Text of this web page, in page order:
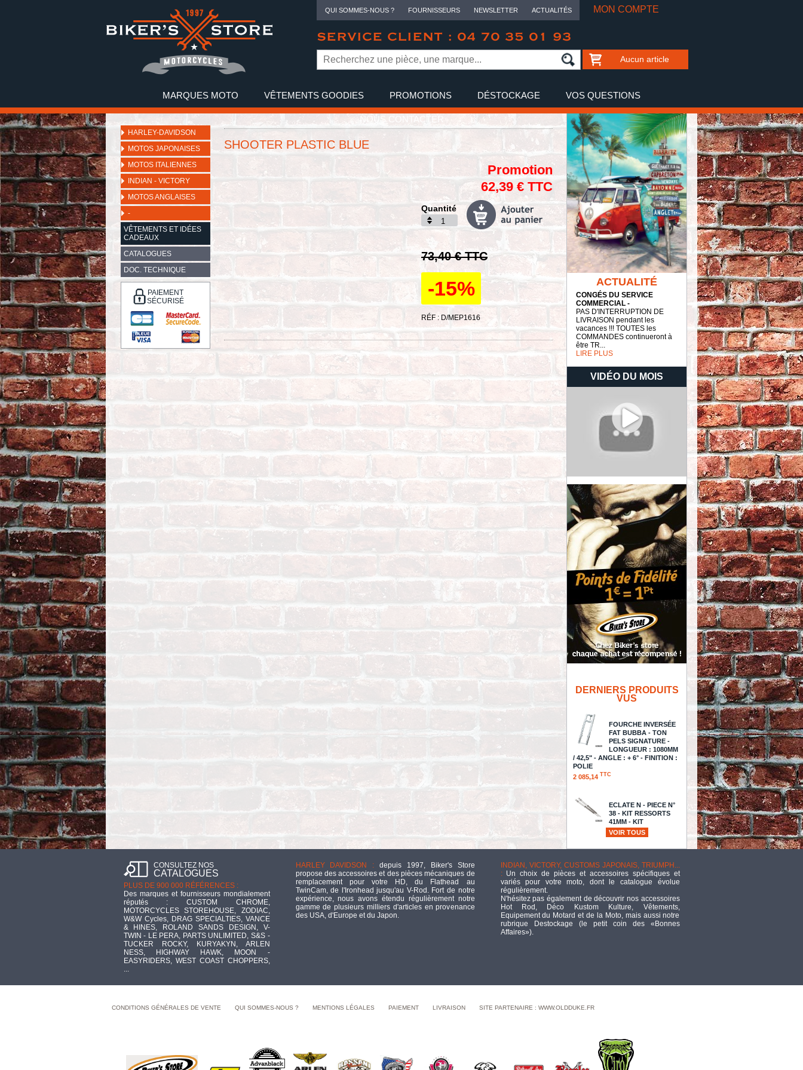
QUI SOMMES-NOUS ? FOURNISSEURS NEWSLETTER ACTUALITÉS MON COMPTE
SERVICE CLIENT : 04 70 35 01 93
Aucun article
MARQUES MOTO VÊTEMENTS GOODIES PROMOTIONS DÉSTOCKAGE VOS QUESTIONS
NOUS CONTACTER
HARLEY-DAVIDSON
MOTOS JAPONAISES
MOTOS ITALIENNES
INDIAN - VICTORY
MOTOS ANGLAISES
-
VÊTEMENTS ET IDÉES
CADEAUX
CATALOGUES
DOC. TECHNIQUE
PAIEMENT
SÉCURISÉ
SHOOTER PLASTIC BLUE
Promotion
62,39 € TTC
Quantité
73,40 € TTC
-15%
RÉF : D/MEP1616
ACTUALITÉ
CONGÉS DU SERVICE
COMMERCIAL -
PAS D'INTERRUPTION DE
LIVRAISON pendant les
vacances !!! TOUTES les
COMMANDES continueront à
être TR...
LIRE PLUS
VIDÉO DU MOIS
DERNIERS PRODUITS
VUS
FOURCHE INVERSÉE
FAT BUBBA - TON
PELS SIGNATURE -
LONGUEUR : 1080MM
/ 42,5" - ANGLE : + 6° - FINITION :
POLIE
2 085,14 TTC
ECLATE N - PIECE N°
38 - KIT RESSORTS
41MM - KIT
MONOTUBE / FORK CARTRIDGE
KIT - PROGRESSIVE
507,45 TTC
635 HIGH OUTPUT EASY START
GEAR DRIVE CAMSHAFT KIT
1 000,82 TTC
Bell Air Cover Alu Pol Large
5/16-24 - ECROU PIKE
NUT CHROME -
VOIR TOUS
CONSULTEZ NOS
CATALOGUES
PLUS DE 900 000 RÉFÉRENCES :
Des marques et fournisseurs mondialement
réputés : CUSTOM CHROME,
MOTORCYCLES STOREHOUSE, ZODIAC,
W&W Cycles, DRAG SPECIALTIES, VANCE
& HINES, ROLAND SANDS DESIGN, V-
TWIN - LE PERA, PARTS UNLIMITED, S&S -
TUCKER ROCKY, KURYAKYN, ARLEN
NESS, HIGHWAY HAWK, MOON -
EASYRIDERS, WEST COAST CHOPPERS,
HARLEY DAVIDSON : depuis 1997, Biker's Store
propose des accessoires et des pièces mécaniques de
remplacement pour votre HD, du Flathead au
TwinCam, de l'Ironhead jusqu'au V-Rod. Fort de notre
expérience, nous avons étendu régulièrement notre
gamme de plusieurs milliers d'articles en provenance
des USA, d'Europe et du Japon.
INDIAN, VICTORY, CUSTOMS JAPONAIS, TRIUMPH...
:Un choix de pièces et accessoires spécifiques et
variés pour votre moto, dont le catalogue évolue
régulièrement.
N'hésitez pas également de découvrir nos accessoires
Hot Rod, Déco Kustom Kulture, Vêtements,
Equipement du Motard et de la Moto, mais aussi notre
rubrique Destockage (le petit coin des «Bonnes
Affaires»).
CONDITIONS GÉNÉRALES DE VENTE QUI SOMMES-NOUS ? MENTIONS LÉGALES PAIEMENT LIVRAISON SITE PARTENAIRE : WWW.OLDDUKE.FR